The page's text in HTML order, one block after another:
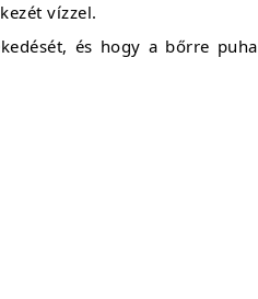
vízzel.
és hogy a bőrre puha